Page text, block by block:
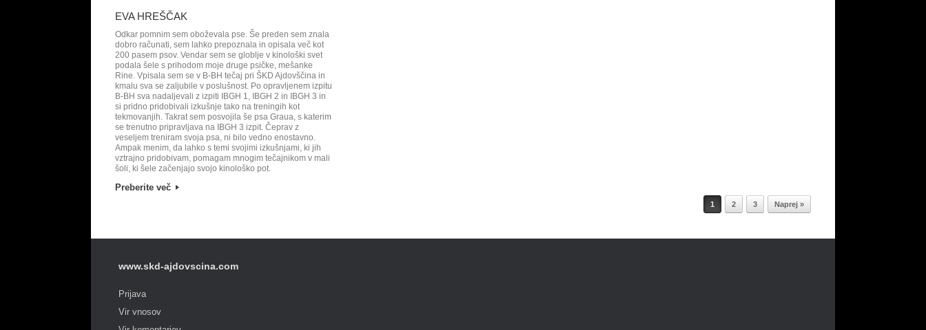
EVA HREŠČAK
Odkar pomnim sem oboževala pse. Še preden sem znala
dobro računati, sem lahko prepoznala in opisala več kot
200 pasem psov. Vendar sem se globlje v kinološki svet
podala šele s prihodom moje druge psičke, mešanke
Rine. Vpisala sem se v B-BH tečaj pri ŠKD Ajdovščina in
kmalu sva se zaljubile v poslušnost. Po opravljenem izpitu
B-BH sva nadaljevali z izpiti IBGH 1, IBGH 2 in IBGH 3 in
si pridno pridobivali izkušnje tako na treningih kot
tekmovanjih. Takrat sem posvojila še psa Graua, s katerim
se trenutno pripravljava na IBGH 3 izpit. Čeprav z
veseljem treniram svoja psa, ni bilo vedno enostavno.
Ampak menim, da lahko s temi svojimi izkušnjami, ki jih
vztrajno pridobivam, pomagam mnogim tečajnikom v mali
šoli, ki šele začenjajo svojo kinološko pot.
Preberite več
1 2 3 Naprej »
www.skd-ajdovscina.com
Prijava
Vir vnosov